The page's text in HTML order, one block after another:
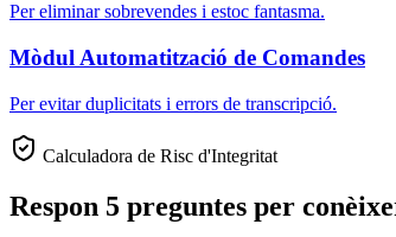
Per eliminar sobrevendes i estoc fantasma.
Mòdul Automatització de Comandes
Per evitar duplicitats i errors de transcripció.
Calculadora de Risc d'Integritat
Respon 5 preguntes per